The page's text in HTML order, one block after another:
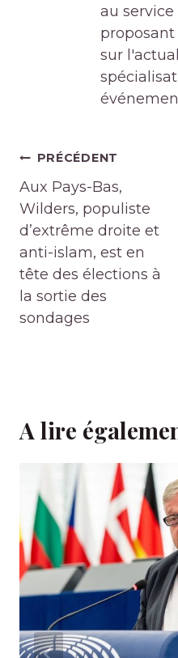
au
sur
Navigation
de
l’article
PRÉCÉDENT
Aux Pays-Bas,
Wilders, populiste
d’extrême droite et
anti-islam, est en
tête des élections à
la sortie des
sondages
A lire